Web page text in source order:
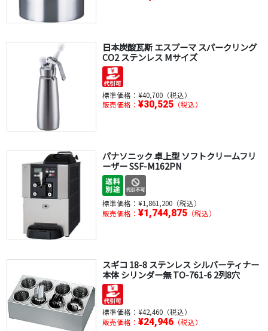
日本炭酸瓦斯 エスプーマ スパークリング
CO2 ステンレス Mサイズ
標準価格： ¥40,700（税込）
販売価格： ¥30,525（税込）
パナソニック 卓上型 ソフトクリームフリ
ーザー SSF-M162PN
標準価格： ¥1,861,200（税込）
販売価格： ¥1,744,875（税込）
スギコ 18-8 ステンレス シルバーティナー
本体 シリンダー無 TO-761-6 2列8穴
標準価格： ¥42,460（税込）
販売価格： ¥24,946（税込）